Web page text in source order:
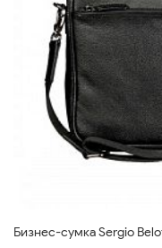
Бизнес-сумка Sergio